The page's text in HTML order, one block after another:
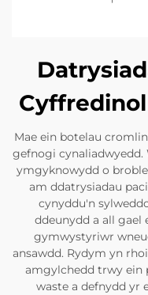
Mae ein botelau
gefnogi
ymgyknowydd o
am ddatrysiadau
cynyddu'n
ddeunydd a all gael
gymwystyriwr
ansawdd. Rydym yn
amgylchedd trwy ein
waste a defnydd yr